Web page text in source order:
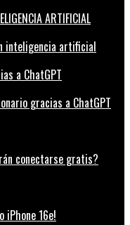
inteligencia artificial
gracias a ChatGPT
conectarse gratis?
iPhone 16e!